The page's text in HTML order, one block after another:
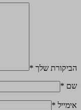
הביקורת שלך *
שם *
אימייל *